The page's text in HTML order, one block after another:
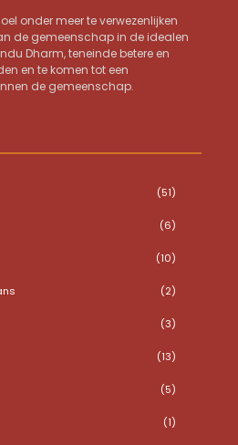
onder meer te verwezenlijken
de gemeenschap in de idealen
Dharm, teneinde betere en
en te komen tot een
de gemeenschap.
(51)
(6)
(10)
(2)
(3)
(13)
(5)
(1)